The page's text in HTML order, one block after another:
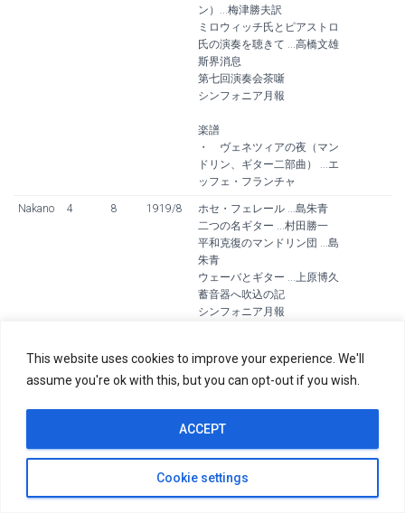
This website uses cookies to improve your experience. We'll
assume you're ok with this, but you can opt-out if you wish.
Cookie settings
ACCEPT
ン）...梅津勝夫訳
ミロウィッチ氏とピアストロ
氏の演奏を聴きて ...高橋文雄
斯界消息
第七回演奏会茶噺
シンフォニア月報
楽譜
・ ヴェネツィアの夜（マン
ドリン、ギター二部曲） ...エ
ッフェ・フランチャ
Nakano 4 8 1919/8
ホセ・フェレール ...島朱青
二つの名ギター ...村田勝一
平和克復のマンドリン団 ...島
朱青
ウェーバとギター ...上原博久
蓄音器へ吹込の記
シンフォニア月報
・ 葉は落ちぬ（マンドリン
四部合奏曲）
Nakano 4 9 1919/9
平和克復のマンドリン団 ...島
朱青
ギタリストの日記抄 ...島朱青
訳